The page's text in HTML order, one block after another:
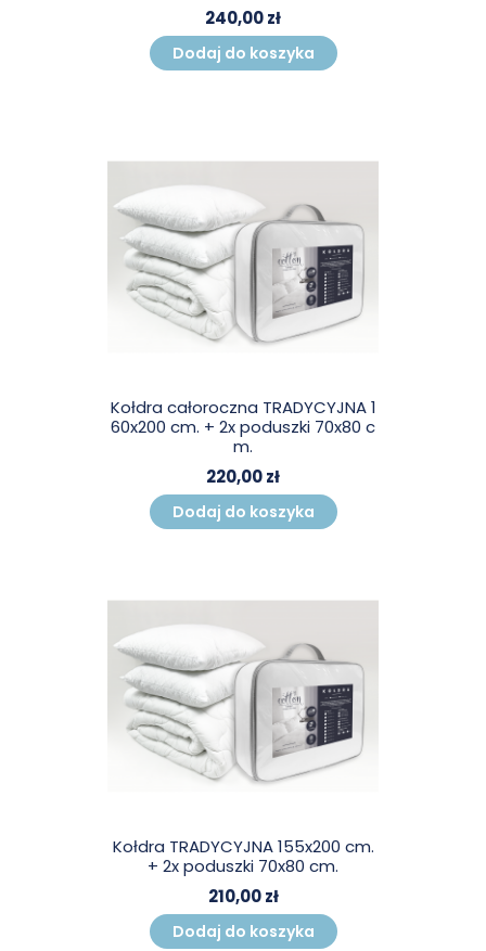
240,00 zł
Dodaj do koszyka
Kołdra całoroczna TRADYCYJNA 1
60x200 cm. + 2x poduszki 70x80 c
m.
220,00 zł
Dodaj do koszyka
Kołdra TRADYCYJNA 155x200 cm.
+ 2x poduszki 70x80 cm.
210,00 zł
Dodaj do koszyka